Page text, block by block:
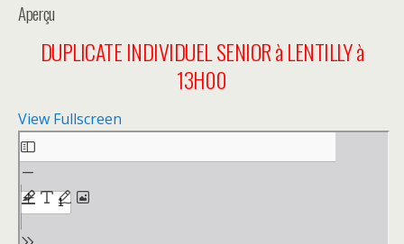
Aperçu
DUPLICATE INDIVIDUEL SENIOR à LENTILLY à
13H00
View Fullscreen